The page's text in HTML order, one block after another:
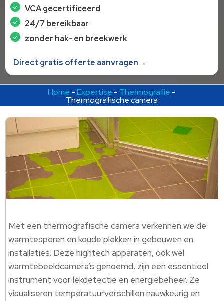
VCA gecertificeerd
24/7 bereikbaar
zonder hak- en breekwerk
Direct gratis offerte aanvragen→
Home -Expertise - Thermografie -
Thermografische camera
Met een thermografische camera verkennen we de
warmtesporen en koude plekken in gebouwen en
installaties.​ Deze hightech apparaten, ook wel
warmtebeeldcamera’s genoemd, zijn een essentieel
instrument voor lekdetectie en energiebeheer.​ Ze
visualiseren temperatuurverschillen nauwkeurig en